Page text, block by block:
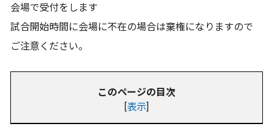
会場で受付をします
試合開始時間に会場に不在の場合は棄権になりますので
ご注意ください。
このページの目次
[表示]